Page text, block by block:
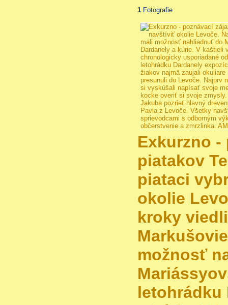
1 Fotografie
Exkurzno -
piatakov
piataci
okolie
kroky
možnosť
letohrádku